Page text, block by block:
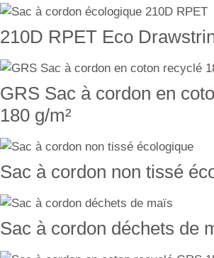
210D RPET Eco
GRS Sac à cordon en
180 g/m²
Sac à cordon non tissé
Sac à cordon déchets de